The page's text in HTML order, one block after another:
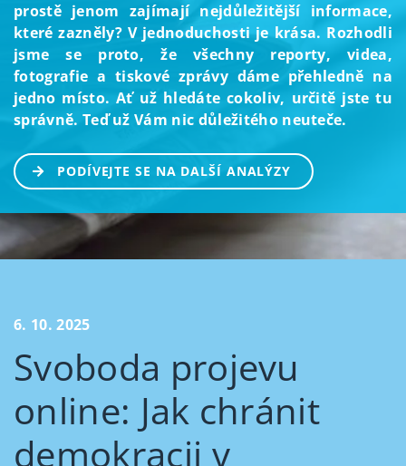
prostě jenom zajímají nejdůležitější informace,
které zazněly? V jednoduchosti je krása. Rozhodli
jsme se proto, že všechny reporty, videa,
fotografie a tiskové zprávy dáme přehledně na
jedno místo. Ať už hledáte cokoliv, určitě jste tu
správně. Teď už Vám nic důležitého neuteče.
PODÍVEJTE SE NA DALŠÍ ANALÝZY
6. 10. 2025
Svoboda projevu
online: Jak chránit
demokracii v